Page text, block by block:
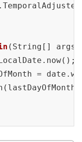
(String[] args)
=